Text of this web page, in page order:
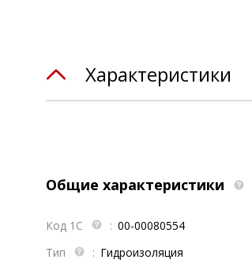
Характеристики
Общие характеристики
Код 1С : 00-00080554
Тип
: Гидроизоляция